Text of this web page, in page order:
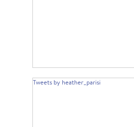
Tweets by heather_parisi